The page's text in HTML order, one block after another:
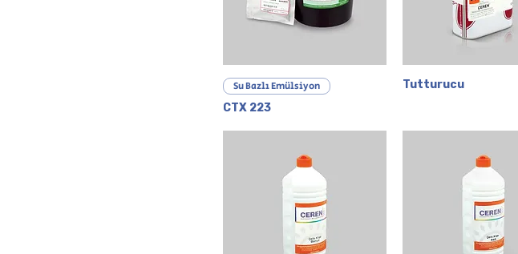
Hızlı Bakış
Su Bazlı Emülsiyon
CTX 223
Hızlı Bakış
Tutturucu